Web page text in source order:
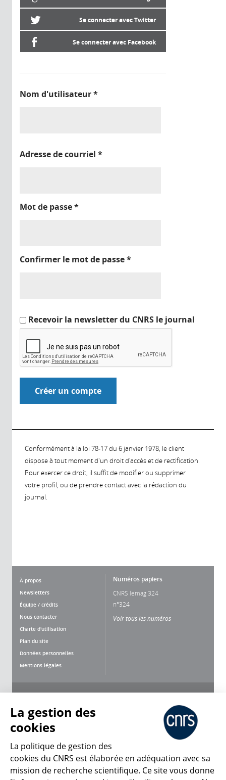
Se connecter avec Twitter
Se connecter avec Facebook
Nom d'utilisateur*
Adresse de courriel *
Mot de passe*
Confirmer le mot de passe*
Recevoir la newsletter du CNRS le journal
Conformément à la loi 78-17 du 6 janvier 1978, le client
dispose à tout moment d'un droit d'accès et de rectification.
Pour exercer ce droit, il suffit de modifier ou supprimer
votre profil, ou de prendre contact avec la rédaction du
journal.
À propos
Newsletters
Équipe / crédits
Nous contacter
Charte d'utilisation
Plan du site
Données personnelles
Mentions légales
Numéros papiers
CNRS lemag 324
n°324
Voir tous les numéros
CNRS Le Mag
La gestion des
cookies
La politique de gestion des
cookies du CNRS est élaborée en adéquation avec sa
mission de recherche scientifique. Ce site vous donne